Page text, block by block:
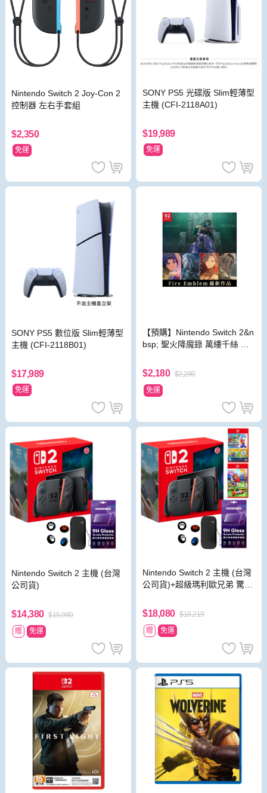
Nintendo Switch 2 Joy-Con 2
控制器 左右手套組
$2,350
免運
SONY PS5 光碟版 Slim輕薄型
主機 (CFI-2118A01)
$19,989
免運
SONY PS5 數位版 Slim輕薄型
主機 (CFI-2118B01)
$17,989
免運
【預購】Nintendo Switch 2&n
bsp; 聖火降魔錄 萬縷千絲 中
$2,180 $2,280
免運
Nintendo Switch 2 主機 (台灣
公司貨)
$14,380 $15,980
贈
免運
Nintendo Switch 2 主機 (台灣
公司貨)+超級瑪利歐兄弟 驚奇
網球 狂熱 中文版
$18,080 $18,219
贈
免運